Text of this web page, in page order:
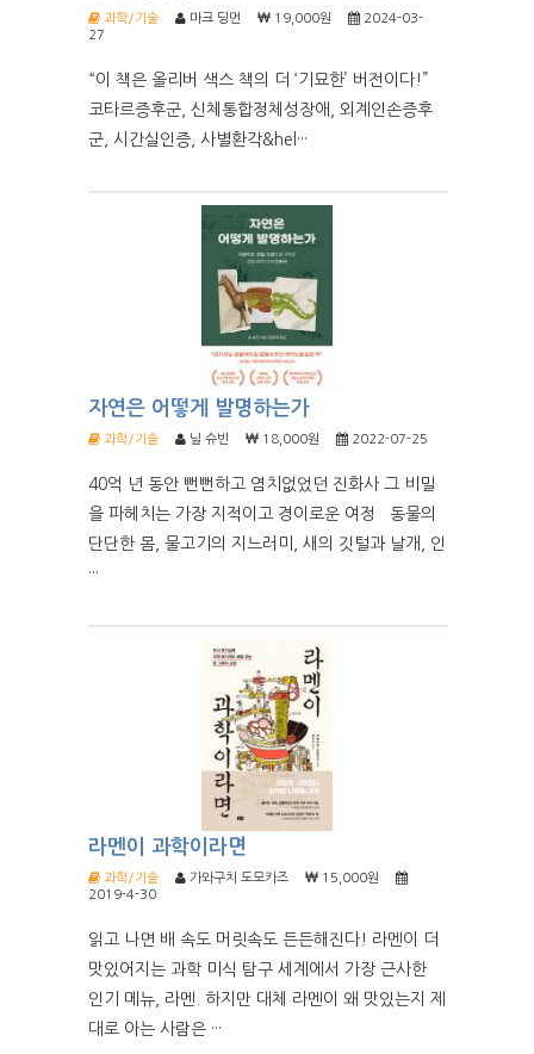
과학/기술 마크 딩먼 19,000원
2024-03-
27
“이 책은 올리버 색스 책의 더 ‘기묘한’ 버전이다!”
코타르증후군, 신체통합정체성장애, 외계인손증후
군, 시간실인증, 사별환각&hel···
자연은 어떻게 발명하는가
과학/기술 닐 슈빈 18,000원 2022-07-25
40억 년 동안 뻔뻔하고 염치없었던 진화사 그 비밀
을 파헤치는 가장 지적이고 경이로운 여정 동물의
단단한 몸, 물고기의 지느러미, 새의 깃털과 날개, 인
···
라멘이 과학이라면
과학/기술 가와구치 도모카즈
15,000원
2019-4-30
읽고 나면 배 속도 머릿속도 든든해진다! 라멘이 더
맛있어지는 과학 미식 탐구 세계에서 가장 근사한
인기 메뉴, 라멘. 하지만 대체 라멘이 왜 맛있는지 제
대로 아는 사람은 ···